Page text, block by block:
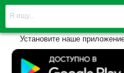
Установите наше